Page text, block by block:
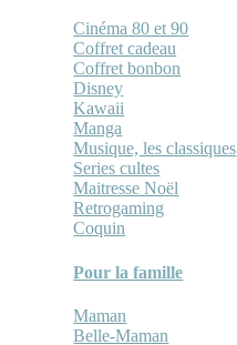
Cinéma 80 et 90
Coffret cadeau
Coffret bonbon
Disney
Kawaii
Manga
Musique, les classiques
Series cultes
Maitresse Noël
Retrogaming
Coquin
Pour la famille
Maman
Belle-Maman